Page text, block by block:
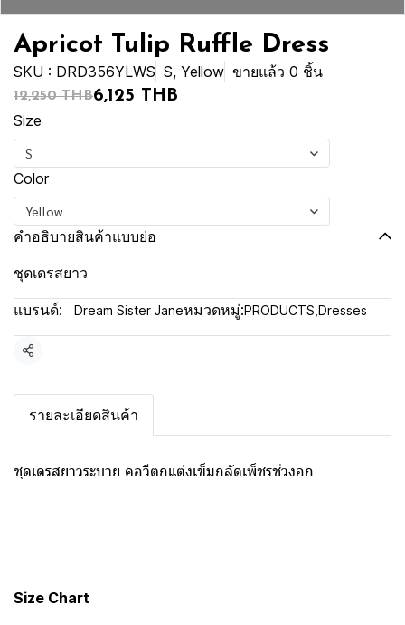
Apricot Tulip Ruffle Dress
SKU : DRD356YLWS S, Yellow ขายแล้ว 0 ชิ้น
12,250 THB6,125 THB
Size
S
Color
Yellow
คำอธิบายสินค้าแบบย่อ
ชุดเดรสยาว
แบรนด์: Dream Sister Janeหมวดหมู่:PRODUCTS Dresses
แชร์
รายละเอียดสินค้า
ชุดเดรสยาวระบาย คอวีตกแต่งเข็มกลัดเพ็ชรช่วงอก
Size Chart